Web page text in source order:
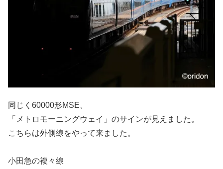
同じく60000形MSE、
「メトロモーニングウェイ」のサインが見えました。
こちらは外側線をやって来ました。
小田急の複々線